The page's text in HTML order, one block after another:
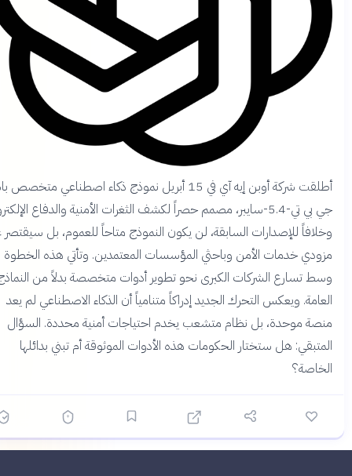
أطلقت شركة أوبن إيه آي في 15 أبريل نموذج ذكاء اصطناعي متخصص باسم
جي بي تي-5.4-سايبر، مصمم حصراً لكشف الثغرات الأمنية والدفاع الإلكتروني.
للإصدارات السابقة، لن يكون النموذج متاحاً للعموم، بل سيقتصر على
خدمات الأمن وباحثي المؤسسات المعتمدين. وتأتي هذه الخطوة
تسارع الشركات الكبرى نحو تطوير أدوات متخصصة بدلاً من النماذج
ويعكس التحرك الجديد إدراكاً متنامياً أن الذكاء الاصطناعي لم يعد
موحدة، بل نظام متشعب يخدم احتياجات أمنية محددة. السؤال
هل ستختار الحكومات هذه الأدوات الموثوقة أم تبني بدائلها